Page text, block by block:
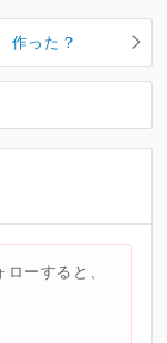
作った？
ーすると、